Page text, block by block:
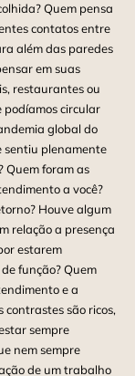
Quem pensa
contatos entre
além das paredes
em suas
restaurantes ou
podíamos circular
global do
sentiu plenamente
Quem foram as
a você?
Houve algum
relação a presença
estarem
função? Quem
e a
contrastes são ricos,
sempre
nem sempre
de um trabalho